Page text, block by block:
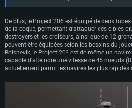
De plus, le Project 206 est équipé de deux
de la coque, permettant d’attaquer des cibles
destroyers et les croiseurs, ainsi que de 12
peuvent être équipées selon les besoins du
Bolshevik, le Project 206 est de même un
capable d’atteindre une vitesse de 45 noeuds
actuellement parmi les navires les plus rapides